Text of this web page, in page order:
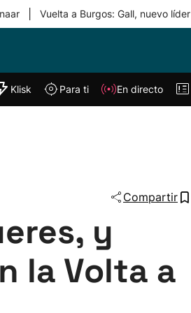
Vuelta a Burgos: Gall, nuevo líder
Klisk
Klisk Para ti En directo
Compartir
y
la Volta a